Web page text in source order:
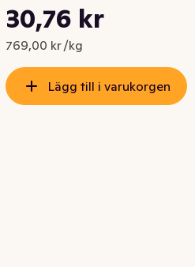
Nuvarande pris är: 30,76 kr
30,76 kr
769,00 kr /kg
Styckpris: 769,00 kr /kg
Lägg till i varukorgen